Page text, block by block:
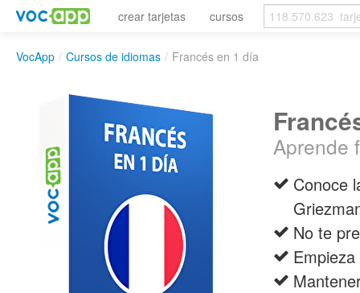
crear tarjetas cursos
VocApp / Cursos de idiomas / Francés en 1 día
Aprende
Conoce
No te